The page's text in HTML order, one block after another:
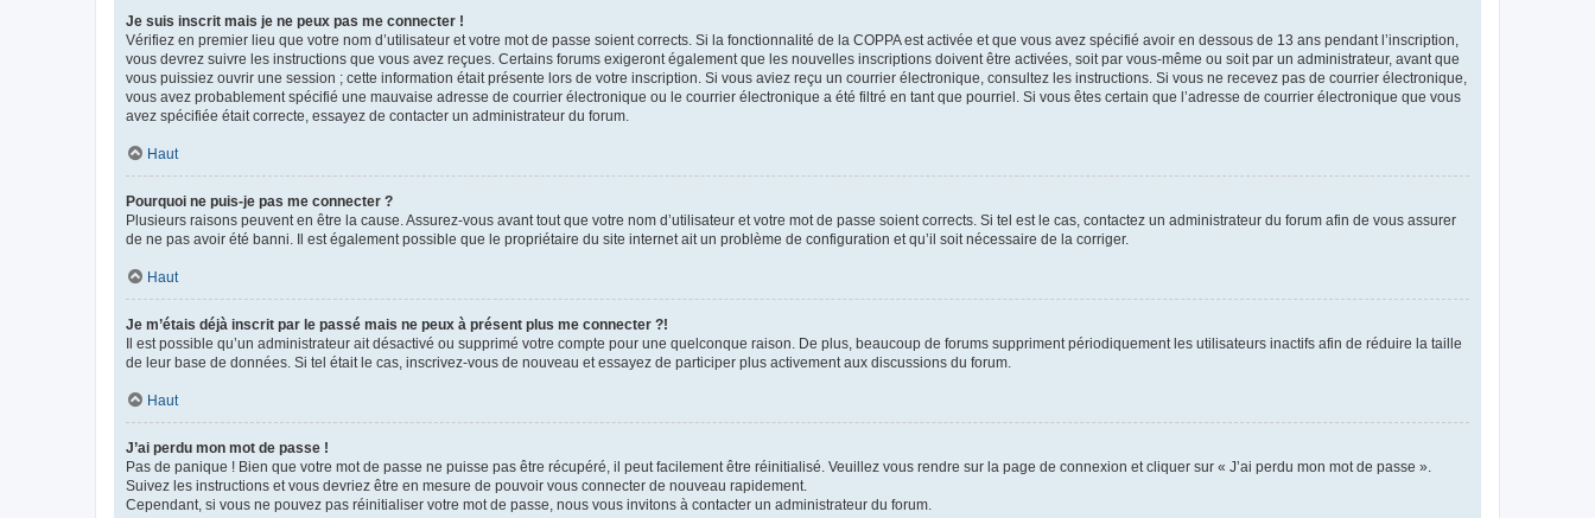
Je suis inscrit mais je ne peux pas me connecter !
Vérifiez en premier lieu que votre nom d’utilisateur et votre mot de passe soient corrects. Si la fonctionnalité de la COPPA est activée et que vous avez spécifié avoir en dessous de 13 ans pendant l’inscription,
vous devrez suivre les instructions que vous avez reçues. Certains forums exigeront également que les nouvelles inscriptions doivent être activées, soit par vous-même ou soit par un administrateur, avant que
vous puissiez ouvrir une session ; cette information était présente lors de votre inscription. Si vous aviez reçu un courrier électronique, consultez les instructions. Si vous ne recevez pas de courrier électronique,
vous avez probablement spécifié une mauvaise adresse de courrier électronique ou le courrier électronique a été filtré en tant que pourriel. Si vous êtes certain que l’adresse de courrier électronique que vous
avez spécifiée était correcte, essayez de contacter un administrateur du forum.
Haut
Pourquoi ne puis-je pas me connecter ?
Plusieurs raisons peuvent en être la cause. Assurez-vous avant tout que votre nom d’utilisateur et votre mot de passe soient corrects. Si tel est le cas, contactez un administrateur du forum afin de vous assurer
de ne pas avoir été banni. Il est également possible que le propriétaire du site internet ait un problème de configuration et qu’il soit nécessaire de la corriger.
Haut
Je m’étais déjà inscrit par le passé mais ne peux à présent plus me connecter ?!
Il est possible qu’un administrateur ait désactivé ou supprimé votre compte pour une quelconque raison. De plus, beaucoup de forums suppriment périodiquement les utilisateurs inactifs afin de réduire la taille
de leur base de données. Si tel était le cas, inscrivez-vous de nouveau et essayez de participer plus activement aux discussions du forum.
Haut
J’ai perdu mon mot de passe !
Pas de panique ! Bien que votre mot de passe ne puisse pas être récupéré, il peut facilement être réinitialisé. Veuillez vous rendre sur la page de connexion et cliquer sur « J’ai perdu mon mot de passe ».
Suivez les instructions et vous devriez être en mesure de pouvoir vous connecter de nouveau rapidement.
Cependant, si vous ne pouvez pas réinitialiser votre mot de passe, nous vous invitons à contacter un administrateur du forum.